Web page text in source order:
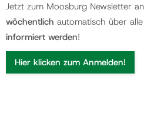
Jetzt zum Moosburg Newsletter
wöchentlich automatisch über
informiert werden!
Hier klicken zum Anmelden!